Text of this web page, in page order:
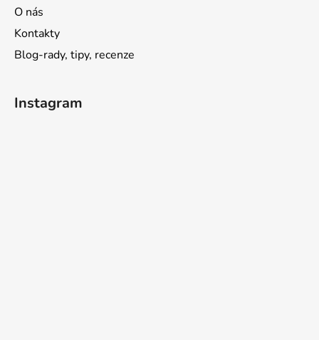
O nás
Kontakty
Blog-rady, tipy, recenze
Instagram